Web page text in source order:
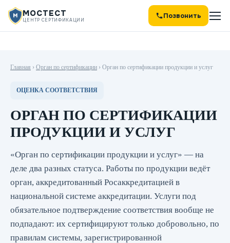
МОСТЕСТ
ЦЕНТР СЕРТИФИКАЦИИ Позвонить
Главная › Орган по сертификации › Орган по сертификации продукции и услуг
ОЦЕНКА СООТВЕТСТВИЯ
ОРГАН ПО СЕРТИФИКАЦИИ
ПРОДУКЦИИ И УСЛУГ
«Орган по сертификации продукции и услуг» — на
деле два разных статуса. Работы по продукции ведёт
орган, аккредитованный Росаккредитацией в
национальной системе аккредитации. Услуги под
обязательное подтверждение соответствия вообще не
подпадают: их сертифицируют только добровольно, по
правилам системы, зарегистрированной